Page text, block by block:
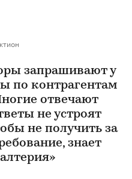
запрашивают у
по контрагентам
отвечают
не устроят
не получить за
знает